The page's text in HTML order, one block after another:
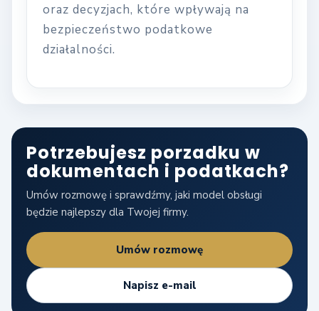
oraz decyzjach, które wpływają na
bezpieczeństwo podatkowe
działalności.
Potrzebujesz porzadku w
dokumentach i podatkach?
Umów rozmowę i sprawdźmy, jaki model obsługi
będzie najlepszy dla Twojej firmy.
Umów rozmowę
Napisz e-mail